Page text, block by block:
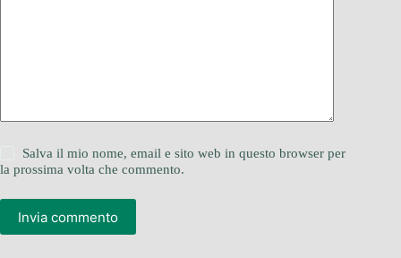
Salva il mio nome, email e sito web in questo browser per
la prossima volta che commento.
Invia commento